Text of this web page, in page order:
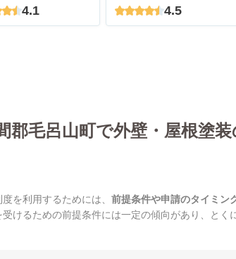
4.1 4.5
郡毛呂山町で外壁・屋根塗
を利用するためには、 前提条件や申請のタイミン
けるための前提条件には一定の傾向があり、とく